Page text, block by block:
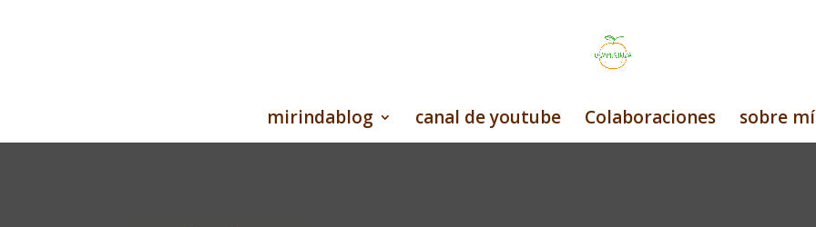
mirindablog canal de youtube Colaboraciones sobre mí